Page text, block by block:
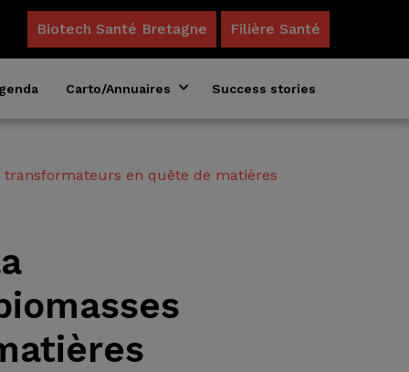
Biotech Santé Bretagne Filière Santé
Carto/Annuaires Success stories
transformateurs en quête de matières